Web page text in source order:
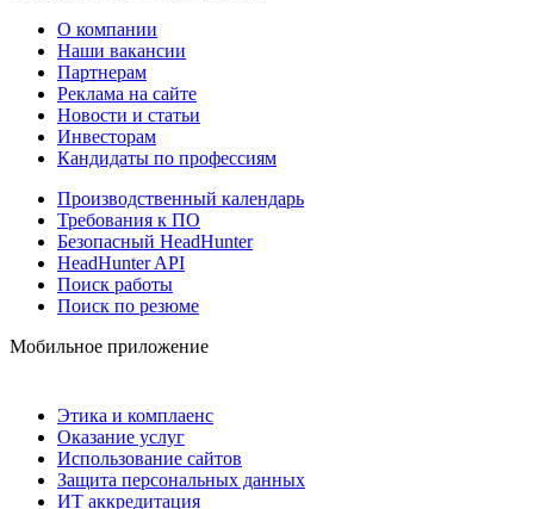
О компании
Наши вакансии
Партнерам
Реклама на сайте
Новости и статьи
Инвесторам
Кандидаты по профессиям
Производственный календарь
Требования к ПО
Безопасный HeadHunter
HeadHunter API
Поиск работы
Поиск по резюме
Мобильное приложение
Этика и комплаенс
Оказание услуг
Использование сайтов
Защита персональных данных
ИТ аккредитация